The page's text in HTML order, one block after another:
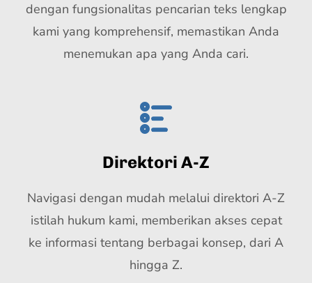
dengan fungsionalitas pencarian teks lengkap
kami yang komprehensif, memastikan Anda
menemukan apa yang Anda cari.
Direktori A-Z
Navigasi dengan mudah melalui direktori A-Z
istilah hukum kami, memberikan akses cepat
ke informasi tentang berbagai konsep, dari A
hingga Z.